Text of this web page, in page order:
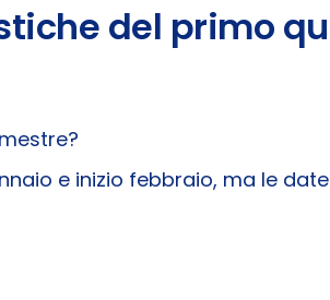
del primo
e inizio febbraio, ma le